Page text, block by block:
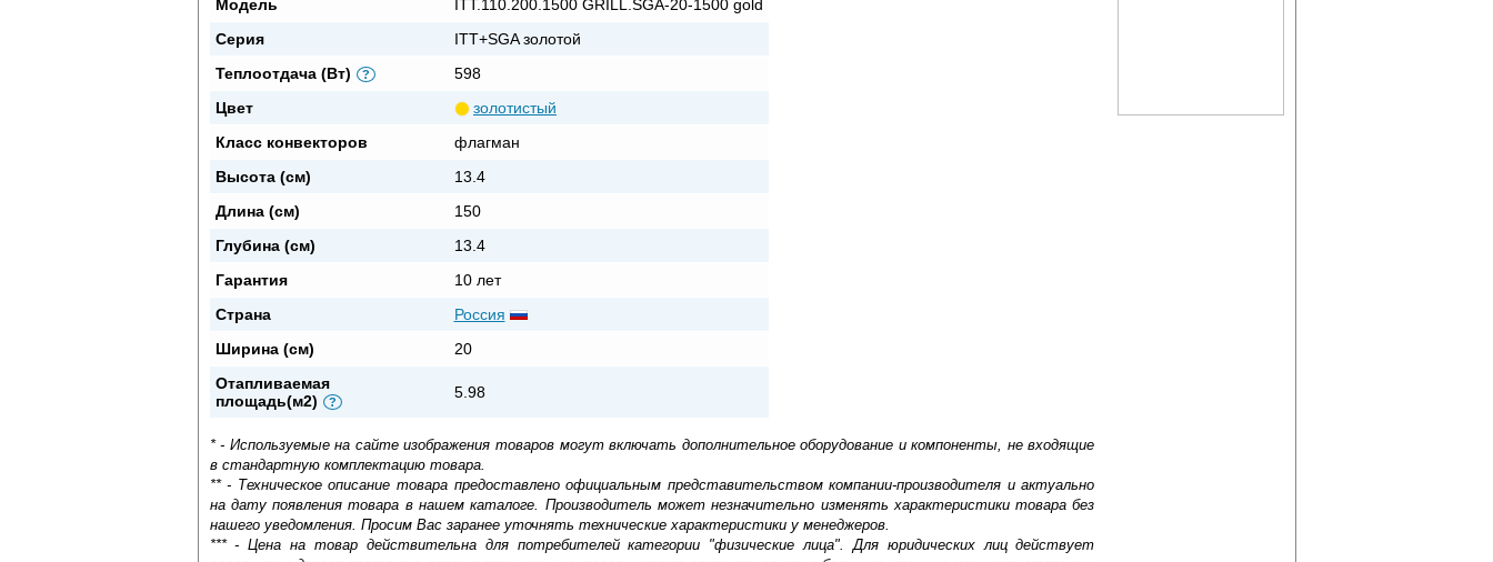
Модель
ITT.110.200.1500 GRILL.SGA-20-1500 gold
Серия
ITT+SGA золотой
Теплоотдача (Вт)
?
598
Цвет
золотистый
Класс конвекторов
флагман
Высота (см)
13.4
Длина (см)
150
Глубина (см)
13.4
Гарантия
10 лет
Страна
Россия
Ширина (см)
20
Отапливаемая
площадь(м2)
?
5.98
* - Используемые на сайте изображения товаров могут включать дополнительное оборудование и компоненты, не входящие
в стандартную комплектацию товара.
** - Техническое описание товара предоставлено официальным представительством компании-производителя и актуально
на дату появления товара в нашем каталоге. Производитель может незначительно изменять характеристики товара без
нашего уведомления. Просим Вас заранее уточнять технические характеристики у менеджеров.
*** - Цена на товар действительна для потребителей категории "физические лица". Для юридических лиц действует